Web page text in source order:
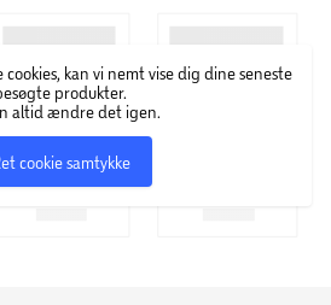
kan vi nemt vise dig dine seneste
produkter.
altid ændre det igen.
cookie samtykke